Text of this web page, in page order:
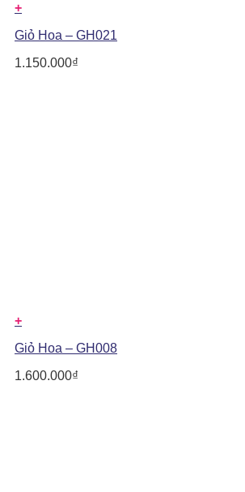
+
Giỏ Hoa – GH021
1.150.000₫
+
Giỏ Hoa – GH008
1.600.000₫